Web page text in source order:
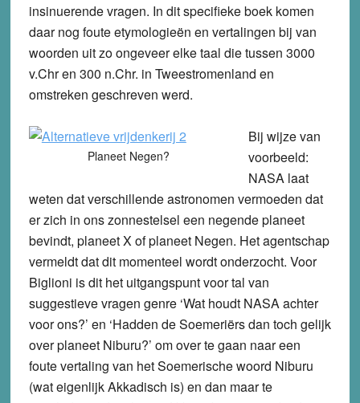
insinuerende vragen. In dit specifieke boek komen
daar nog foute etymologieën en vertalingen bij van
woorden uit zo ongeveer elke taal die tussen 3000
v.Chr en 300 n.Chr. in Tweestromenland en
omstreken geschreven werd.
Planeet Negen?
Bij wijze van
voorbeeld:
NASA laat
weten dat verschillende astronomen vermoeden dat
er zich in ons zonnestelsel een negende planeet
bevindt, planeet X of planeet Negen. Het agentschap
vermeldt dat dit momenteel wordt onderzocht. Voor
Biglioni is dit het uitgangspunt voor tal van
suggestieve vragen genre ‘Wat houdt NASA achter
voor ons?’ en ‘Hadden de Soemeriërs dan toch gelijk
over planeet Niburu?’ om over te gaan naar een
foute vertaling van het Soemerische woord Niburu
(wat eigenlijk Akkadisch is) en dan maar te